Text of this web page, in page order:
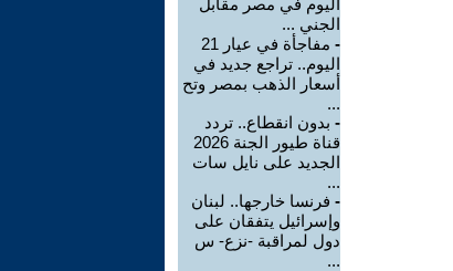
اليوم في مصر مقابل
الجني ...
-
مفاجأة في عيار 21
اليوم.. تراجع جديد في
أسعار الذهب بمصر وتح
...
- بدون انقطاع.. تردد
قناة طيور الجنة 2026
الجديد على نايل سات
...
- فرنسا خارجها.. لبنان
وإسرائيل يتفقان على
دول لمراقبة -نزع- س
...